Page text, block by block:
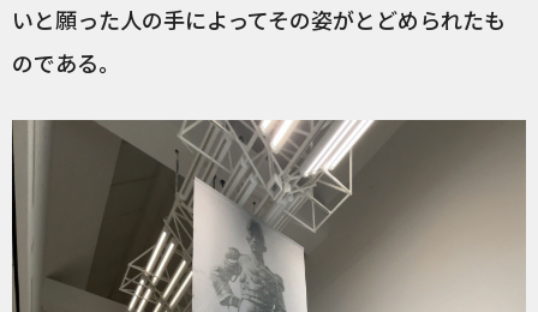
いと願った人の手によってその姿がとどめられたも
のである。